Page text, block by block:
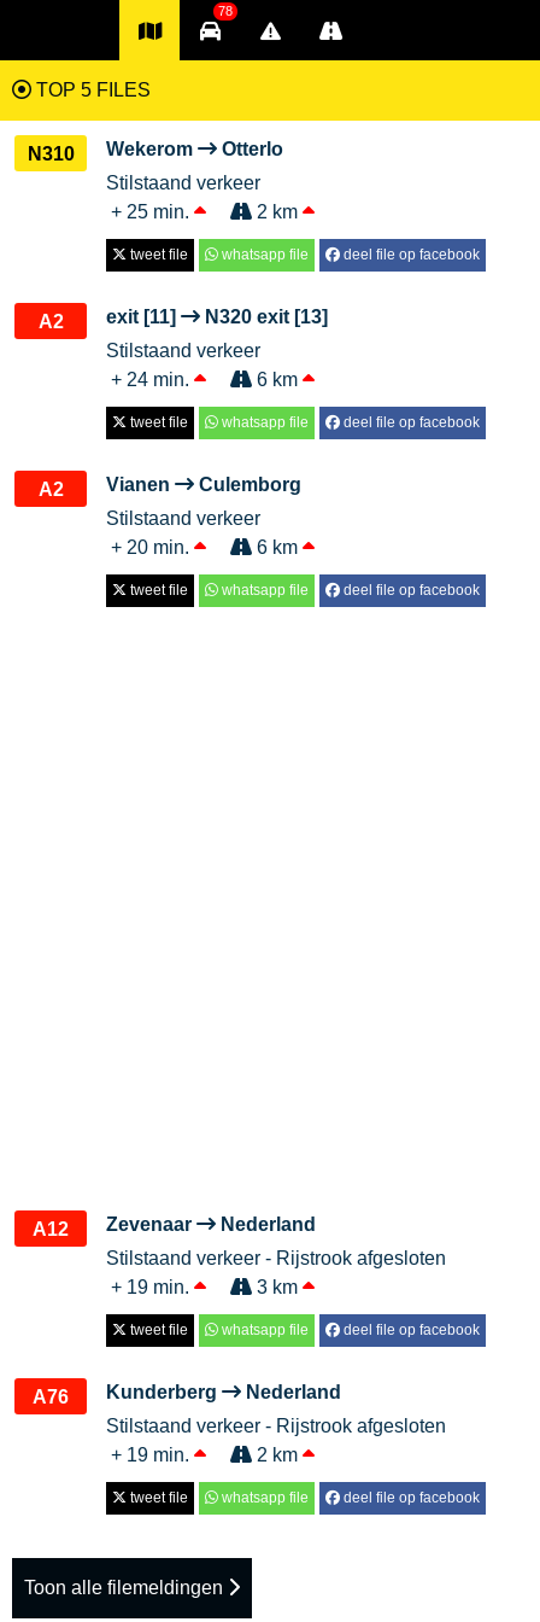
78
TOP 5 FILES
N310 Wekerom
Otterlo
Stilstaand verkeer
+ 25 min.
2 km
tweet file whatsapp file deel file op facebook
A2 exit [11]
N320 exit [13]
Stilstaand verkeer
+ 24 min.
6 km
tweet file whatsapp file deel file op facebook
A2 Vianen
Culemborg
Stilstaand verkeer
+ 20 min.
6 km
tweet file whatsapp file deel file op facebook
A12 Zevenaar
Nederland
Stilstaand verkeer - Rijstrook afgesloten
+ 19 min.
3 km
tweet file whatsapp file deel file op facebook
A76 Kunderberg
Nederland
Stilstaand verkeer - Rijstrook afgesloten
+ 19 min.
2 km
tweet file whatsapp file deel file op facebook
Toon alle filemeldingen